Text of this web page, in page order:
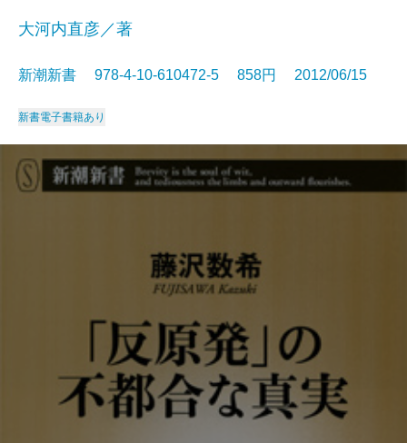
大河内直彦／著
新潮新書 978-4-10-610472-5 858円 2012/06/15
新書電子書籍あり